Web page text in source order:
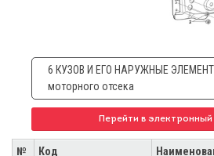
6 КУЗОВ И ЕГО НАРУЖНЫЕ
моторного отсека
Перейти в электронный
№ Код